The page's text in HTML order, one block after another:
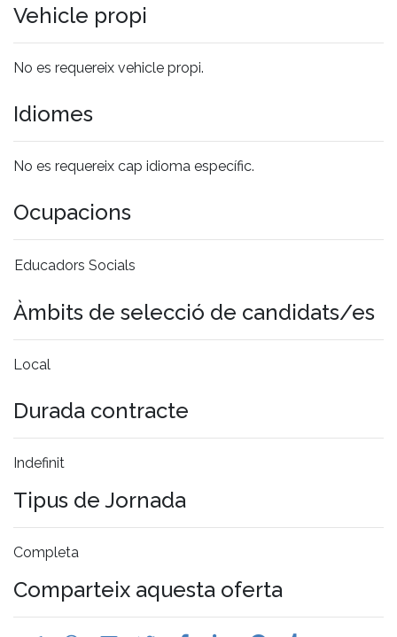
Vehicle propi
No es requereix vehicle propi.
Idiomes
No es requereix cap idioma específic.
Ocupacions
Educadors Socials
Àmbits de selecció de candidats/es
Local
Durada contracte
Indefinit
Tipus de Jornada
Completa
Comparteix aquesta oferta